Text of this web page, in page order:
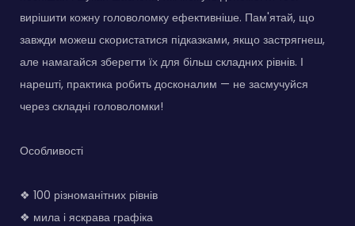
вирішити кожну головоломку ефективніше. Пам'ятай, що
завжди можеш скористатися підказками, якщо застрягнеш,
але намагайся зберегти їх для більш складних рівнів. І
нарешті, практика робить досконалим — не засмучуйся
через складні головоломки!
Особливості
❖ 100 різноманітних рівнів
❖ мила і яскрава графіка